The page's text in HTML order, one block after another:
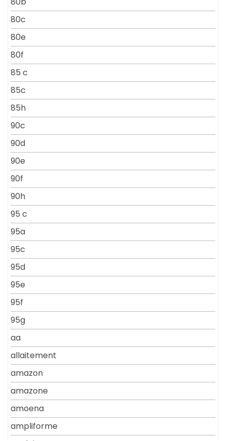
80c
80e
80f
85 c
85c
85h
90c
90d
90e
90f
90h
95 c
95a
95c
95d
95e
95f
95g
aa
allaitement
amazon
amazone
amoena
ampliforme